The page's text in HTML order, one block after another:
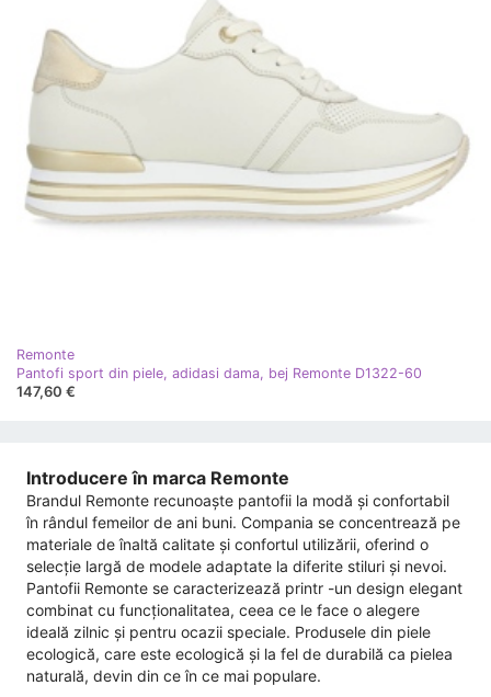
Remonte
Pantofi sport din piele, adidasi dama, bej Remonte D1322-60
147,60 €
Introducere în marca Remonte
Brandul Remonte recunoaște pantofii la modă și confortabil
în rândul femeilor de ani buni. Compania se concentrează pe
materiale de înaltă calitate și confortul utilizării, oferind o
selecție largă de modele adaptate la diferite stiluri și nevoi.
Pantofii Remonte se caracterizează printr -un design elegant
combinat cu funcționalitatea, ceea ce le face o alegere
ideală zilnic și pentru ocazii speciale. Produsele din piele
ecologică, care este ecologică și la fel de durabilă ca pielea
naturală, devin din ce în ce mai populare.